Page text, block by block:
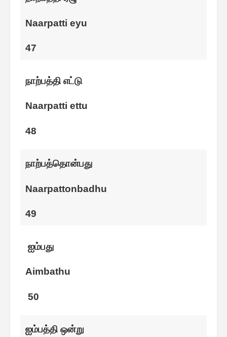
Naarpatti eyu
47
நாற்பத்தி எட்டு
Naarpatti ettu
48
நாற்பத்தொன்பது
Naarpattonbadhu
49
ஐம்பது
Aimbathu
50
ஐம்பத்தி ஒன்று